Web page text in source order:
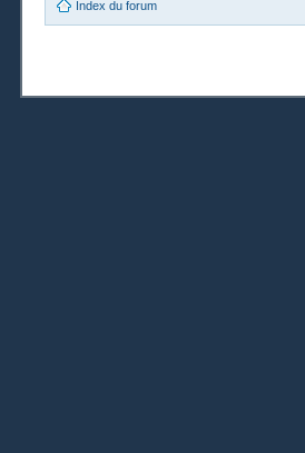
Index du forum